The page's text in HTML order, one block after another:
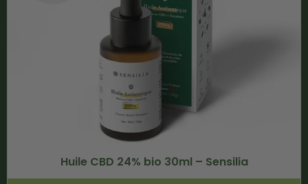
Huile CBD 24% bio 30ml – Sensilia